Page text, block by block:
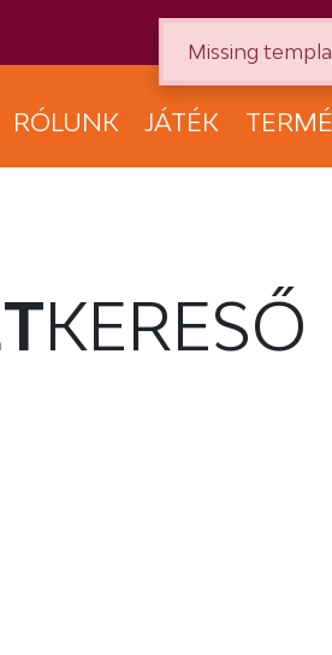
RÓLUNK JÁTÉK
KERESŐ
Missing